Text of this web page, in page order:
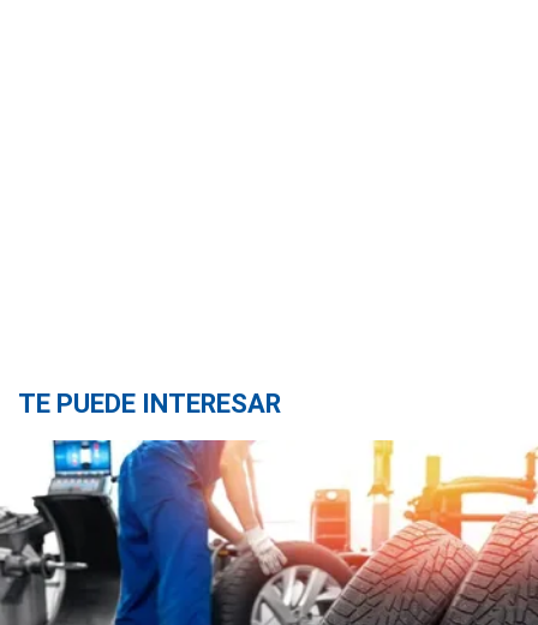
TE PUEDE INTERESAR